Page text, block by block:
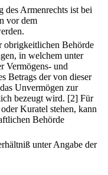
Armenrechts ist bei
vor dem
obrigkeitlichen Behörde
in welchem unter
Vermögens- und
Betrags der von dieser
Unvermögen zur
bezeugt wird. [2] Für
Kuratel stehen, kann
Behörde
unter Angabe der